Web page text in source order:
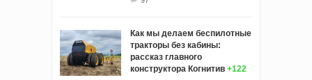
Как мы делаем беспилотные
тракторы без кабины:
рассказ главного
конструктора Когнитив +122